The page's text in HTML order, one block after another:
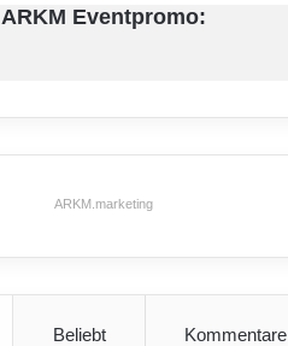
ARKM Eventpromo:
ARKM.marketing
Beliebt Kommentare